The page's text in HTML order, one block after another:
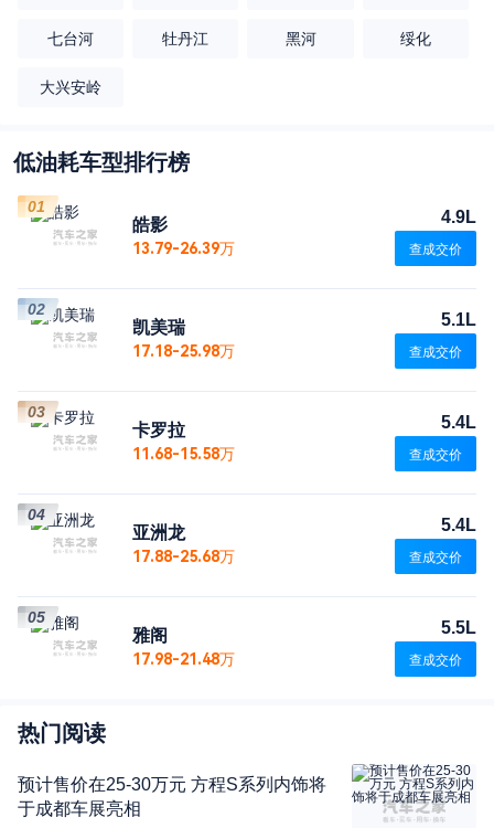
七台河 牡丹江 黑河 绥化
大兴安岭
低油耗车型排行榜
皓影
13.79-26.39万
4.9L
查成交价
01
凯美瑞
17.18-25.98万
5.1L
查成交价
02
卡罗拉
11.68-15.58万
5.4L
查成交价
03
亚洲龙
17.88-25.68万
5.4L
查成交价
04
雅阁
17.98-21.48万
5.5L
查成交价
05
热门阅读
预计售价在25-30万元 方程S系列内饰将
于成都车展亮相